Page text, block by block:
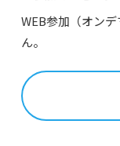
WEB参加（オン
ん。